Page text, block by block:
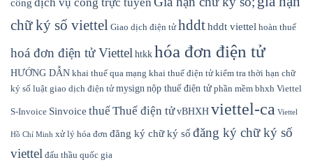
chữ ký số viettel Giao dịch điện tử hddthddt viettel hoàn thuế
hoá đơn điện tử Viettel htkkhóa đơn điện tử
HƯỚNG DẪN khai thuế qua mạng khai thuế điện tử kiểm tra thời hạn chữ
ký số luật giao dịch điện tử mysign nộp thuế điện tử phần mềm bhxh Viettel
S-Invoice Sinvoice thuếThuế điện tửvBHXHviettel-ca Viettel
Hồ Chí Minh xử lý hóa đơn đăng ký chữ ký số đăng ký chữ ký số
viettel đấu thầu quốc gia